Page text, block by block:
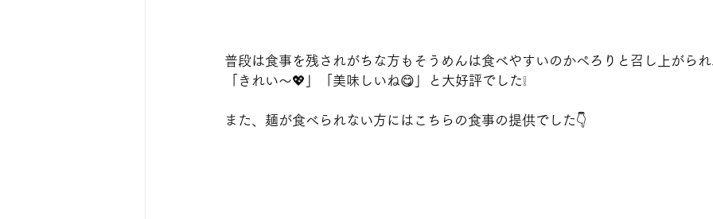
普段は食事を残されがちな方もそうめんは食べやすいのかぺろりと召し上がら
「きれい～💖」「美味しいね😋」と大好評でした❕
また、麺が食べられない方にはこちらの食事の提供でした👇